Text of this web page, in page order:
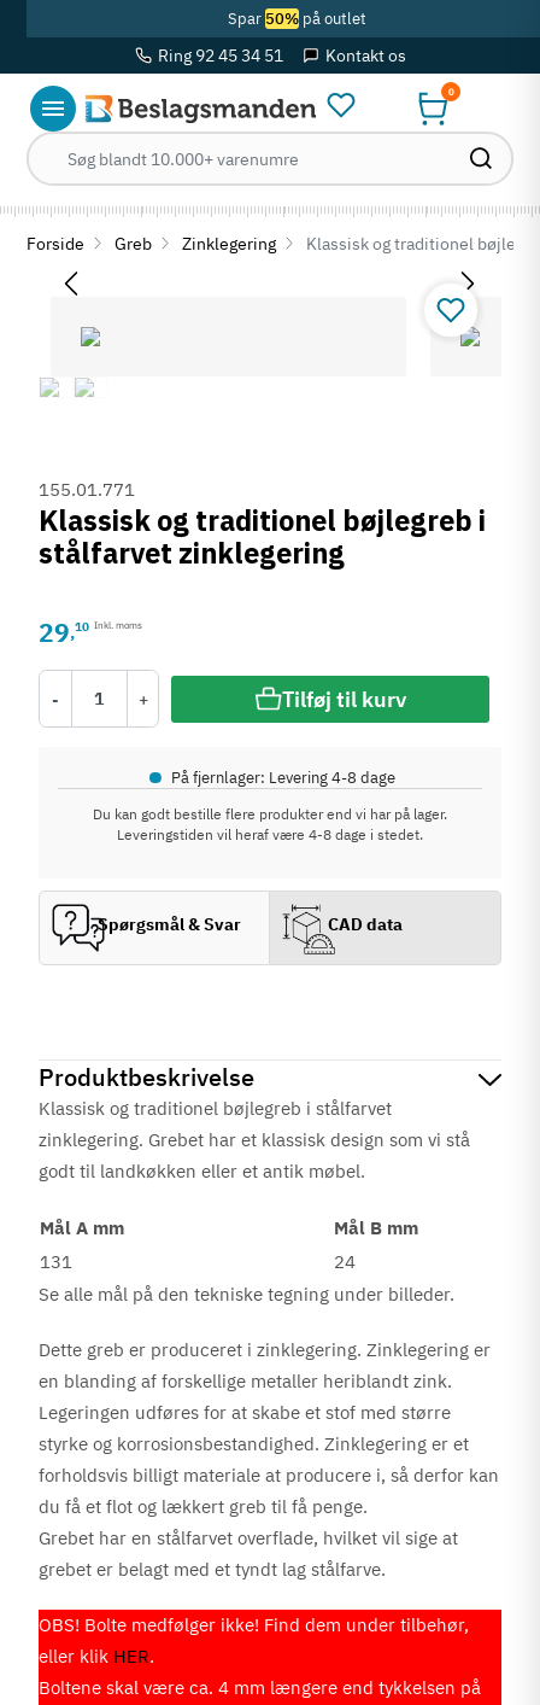
Spar 50%på outlet
Ring 92 45 34 51 Kontakt os
0
Forside Greb Zinklegering Klassisk og traditionel
Produktbeskrivelse
Klassisk og traditionel bøjlegreb i stålfarvet
zinklegering. Grebet har et klassisk design som vi stå
godt til landkøkken eller et antik møbel.
Mål A mm
Mål B mm
131
24
Se alle mål på den tekniske tegning under billeder.
Dette greb er produceret i zinklegering. Zinklegering er
en blanding af forskellige metaller heriblandt zink.
Legeringen udføres for at skabe et stof med større
styrke og korrosionsbestandighed. Zinklegering er et
forholdsvis billigt materiale at producere i, så derfor kan
du få et flot og lækkert greb til få penge.
Grebet har en stålfarvet overflade, hvilket vil sige at
grebet er belagt med et tyndt lag stålfarve.
OBS! Bolte medfølger ikke! Find dem under tilbehør,
eller klik HER.
Boltene skal være ca. 4 mm længere end tykkelsen på
155.01.771
Klassisk og traditionel bøjlegreb i
stålfarvet zinklegering
29,10 Inkl. moms
- + Tilføj til kurv
• På fjernlager: Levering 4-8 dage
Du kan godt bestille flere produkter end vi har på lager.
Leveringstiden vil heraf være 4-8 dage i stedet.
Spørgsmål & Svar CAD data